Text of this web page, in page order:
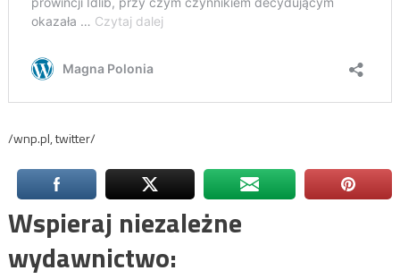
/wnp.pl, twitter/
Wspieraj niezależne
wydawnictwo: